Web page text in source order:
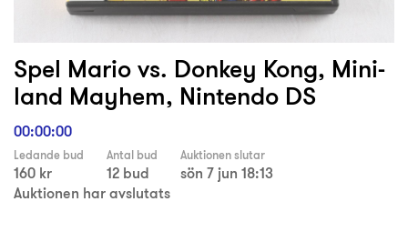
Spel Mario vs. Donkey Kong, Mini-
land Mayhem, Nintendo DS
00:00:00
Ledande bud
160 kr
Antal bud
12 bud
Auktionen slutar
sön 7 jun 18:13
Auktionen har avslutats